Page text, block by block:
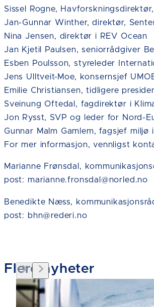
Sissel Rogne,
Jan-Gunnar Winther, direktør,
Nina Jensen, direktør i REV Ocean
Jan Kjetil Paulsen, seniorrådgiver
Esben Poulsson, styreleder
Jens Ulltveit-Moe, konsernsjef
Emilie Christiansen, tidligere
Sveinung Oftedal, fagdirektør i
Jon Rysst, SVP og leder for Nord-
Gunnar Malm Gamlem, fagsjef
For mer informasjon, vennligst
Marianne Frønsdal,
post: marianne.fronsdal@norled.no
Benedikte Næss,
post: bhn@rederi.no
Flere nyheter